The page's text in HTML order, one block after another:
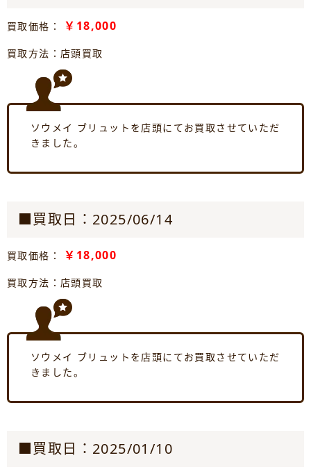
買取価格： ￥18,000
買取方法：店頭買取
ソウメイ ブリュットを店頭にてお買取させていただ
きました。
■買取日：2025/06/14
買取価格： ￥18,000
買取方法：店頭買取
ソウメイ ブリュットを店頭にてお買取させていただ
きました。
■買取日：2025/01/10